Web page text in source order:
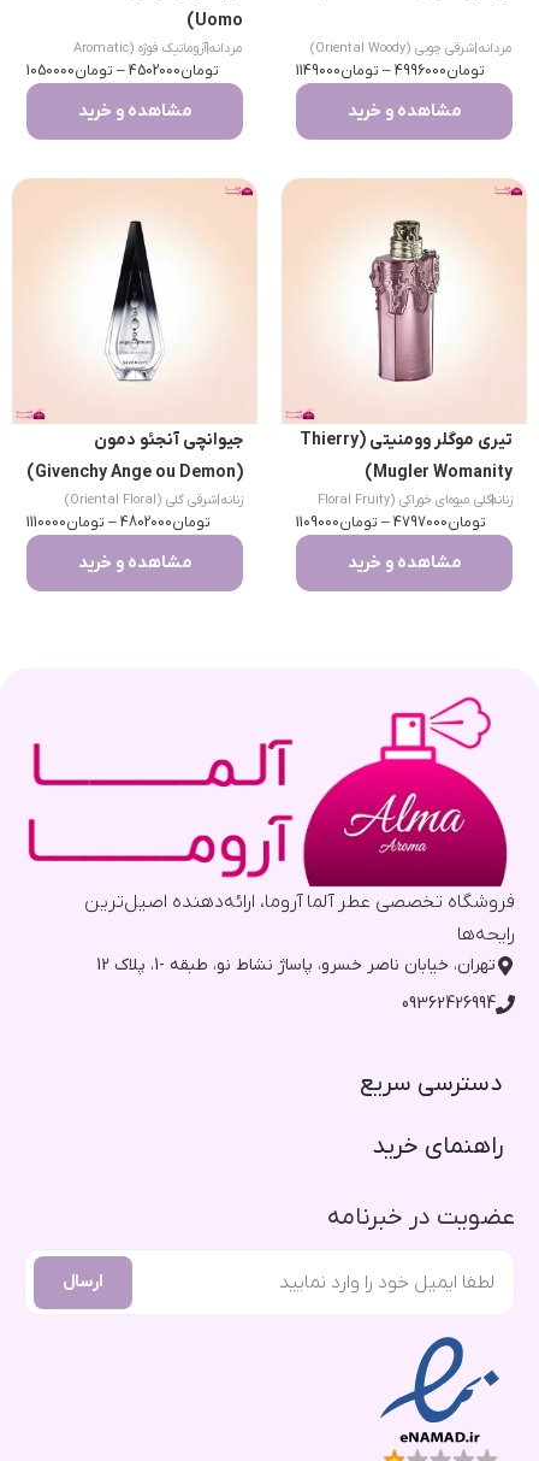
مردانه شرقی چوبی (Oriental Woody)
تومان4996000
– تومان1149000
مشاهده و خرید
Uomo)
مردانه|
آروماتیک فوژه (Aromatic
Fougere)
تومان4502000
– تومان1050000
مشاهده و خرید
تیری موگلر وومنیتی (Thierry
Mugler Womanity)
زنانه
|
گلی میوه‌ای خوراکی (Floral Fruity
Gourmand)
تومان4797000
– تومان1109000
مشاهده و خرید
جیوانچی آنجئو دمون
(Givenchy Ange ou Demon)
زنانه شرقی گلی (Oriental Floral)
تومان4802000
– تومان1110000
مشاهده و خرید
فروشگاه تخصصی عطر آلما آروما، ارائه‌دهنده اصیل‌ترین
رایحه‌ها
تهران، خیابان ناصر خسرو، پاساژ نشاط نو، طبقه -1، پلاک 12
09362426994
دسترسی سریع​
راهنمای خرید​
عضویت در خبرنامه
ارسال